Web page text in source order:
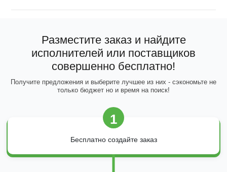
Разместите заказ и найдите
исполнителей или поставщиков
совершенно бесплатно!
Получите предложения и выберите лучшее из них - сэкономьте не
только бюджет но и время на поиск!
1
Бесплатно создайте заказ